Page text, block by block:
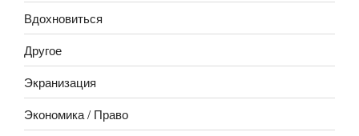
Вдохновиться
Другое
Экранизация
Экономика / Право